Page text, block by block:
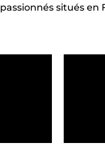
passionnés situés en